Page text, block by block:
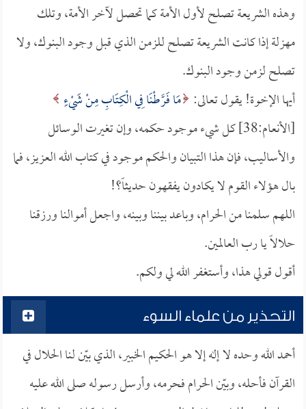
وهذه الشريعة تصلح لأول الأمة كما تحصل لآخر الأمة، وتلك
مهزلة إذا كانت الشريعة تصلح للزمن الذي قبل وجود البنوك، ولا
تصلح لزمن وجود البنوك.
أيها الإخوة! يقول تعالى: مَا فَرَّطْنَا فِي الْكِتَابِ مِنْ شَيْءٍ
[الأنعام:38] كل شيء موجود حكمه، وإن تغيرت الوسائل
والأساليب، فإن هذا التبيان والحكم موجود في كتاب الله العزيز، فما
بال هؤلاء القوم لا يكادون يفقهون حديثاً؟!
اللهم سلمنا من الحرام، وباعد بيننا وبينه، واجعل أموالنا ورزقنا
حلالاً يا رب العالمين.
أقول قولي هذا، وأستغفر الله لي ولكم.
التحذير من علماء السوء
أحمد الله وحده لا إله إلا هو الحكيم الخبير، الذي بيّن لنا الحلال في
القرآن فأحله، وبيّن الحرام فحرمه، وأرسل رسوله صلى الله عليه